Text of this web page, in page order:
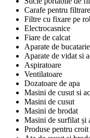
Carafe pentru
Filtre cu fixare pe
Electrocasnice
Fiare de calcat
Aparate de bucatarie
Aparate de vidat si
Aspiratoare
Ventilatoare
Dozatoare de apa
Masini de cusut si
Masini de cusut
Masini de brodat
Masini de surfilat și
Produse pentru croit